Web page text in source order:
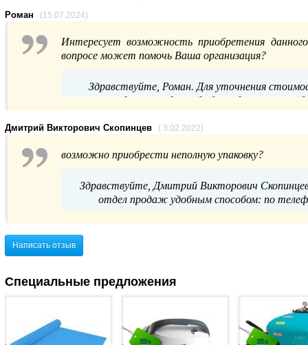
Роман (15.07.2024)
Интересует возможность приобретения
вопросе может помочь Ваша организация?
Здравствуйте, Роман. Для уточнения
нашим отделом продаж удобным для вас
Дмитрий Викторович Скопинцев ( 3.02.2022)
возможно приобрести неполную упаковку?
Здравствуйте, Дмитрий Викторович
отдел продаж удобным способом: по
Написать отзыв
Специальные предложения